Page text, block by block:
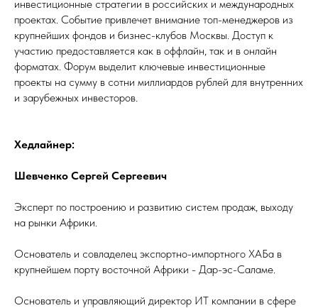
инвестиционные стратегии в российских и международных
проектах. Событие привлечет внимание топ-менеджеров из
крупнейших фондов и бизнес-клубов Москвы. Доступ к
участию предоставляется как в оффлайн, так и в онлайн
форматах. Форум выделит ключевые инвестиционные
проекты на сумму в сотни миллиардов рублей для внутренних
и зарубежных инвесторов.
Хедлайнер:
Шевченко Сергей Сергеевич
Эксперт по построению и развитию систем продаж, выходу
на рынки Африки.
Основатель и совладелец экспортно-импортного ХАБа в
крупнейшем порту восточной Африки - Дар-эс-Саламе.
Основатель и управляющий директор ИТ компании в сфере